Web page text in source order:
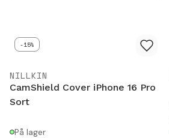
-15%
NILLKIN
CamShield Cover iPhone 16 Pro
Sort
På lager